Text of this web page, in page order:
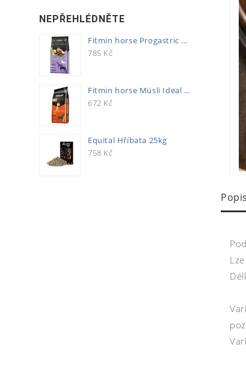
Popis
NEPŘEHLÉDNĚTE
Fitmin horse Progastric 20kg
785 Kč
Fitmin horse Müsli Ideal 20kg
672 Kč
Equital Hříbata 25kg
758 Kč